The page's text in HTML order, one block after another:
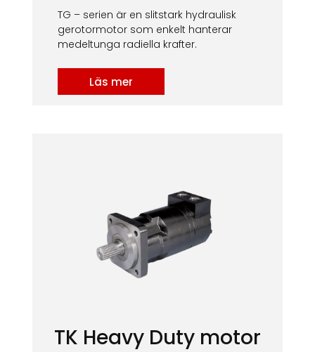
TG – serien är en slitstark hydraulisk
gerotormotor som enkelt hanterar
medeltunga radiella krafter.
Läs mer
TK Heavy Duty motor